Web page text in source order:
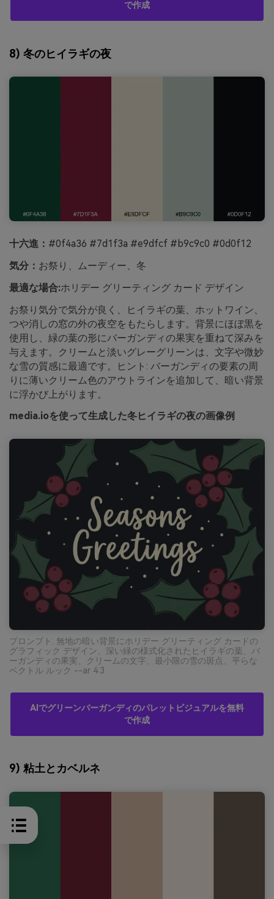
で作成
8) 冬のヒイラギの夜
十六進： #0f4a36 #7d1f3a #e9dfcf #b9c9c0 #0d0f12
気分： お祭り、ムーディー、冬
最適な場合:ホリデー グリーティング カード デザイン
お祭り気分で気分が良く、ヒイラギの葉、ホットワイン、
つや消しの窓の外の夜空をもたらします。背景にほぼ黒を
使用し、緑の葉の形にバーガンディの果実を重ねて深みを
与えます。クリームと淡いグレーグリーンは、文字や微妙
な雪の質感に最適です。ヒント: バーガンディの要素の周
りに薄いクリーム色のアウトラインを追加して、暗い背景
に浮かび上がります。
media.ioを使って生成した冬ヒイラギの夜の画像例
プロンプト: 無地の暗い背景にホリデー グリーティング カードの
グラフィック デザイン、深い緑の様式化されたヒイラギの葉、バ
ーガンディの果実、クリームの文字、最小限の雪の斑点、平らな
ベクトル ルック --ar 4:3
AIでグリーンバーガンディのパレットビジュアルを無料
で作成
9) 粘土とカベルネ